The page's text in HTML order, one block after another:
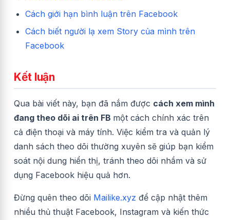
Cách giới hạn bình luận trên Facebook
Cách biết người lạ xem Story của mình trên
Facebook
Kết luận
Qua bài viết này, bạn đã nắm được cách xem mình
đang theo dõi ai trên FB một cách chính xác trên
cả điện thoại và máy tính. Việc kiểm tra và quản lý
danh sách theo dõi thường xuyên sẽ giúp bạn kiểm
soát nội dung hiển thị, tránh theo dõi nhầm và sử
dụng Facebook hiệu quả hơn.
Đừng quên theo dõi Mailike.xyz để cập nhật thêm
nhiều thủ thuật Facebook, Instagram và kiến thức